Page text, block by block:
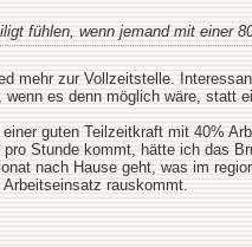
fühlen, wenn jemand mit einer
mehr zur Vollzeitstelle.
es denn möglich wäre, statt
guten Teilzeitkraft mit 40%
Stunde kommt, hätte ich das
nach Hause geht, was im
rauskommt.